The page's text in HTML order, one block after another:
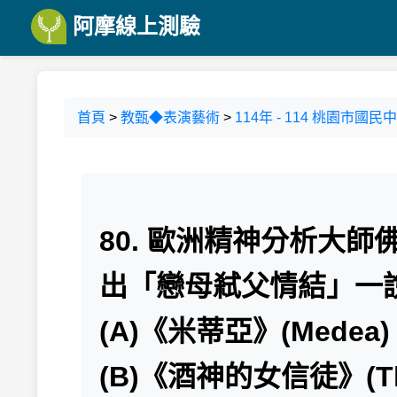
阿摩線上測驗
首頁 > 教甄◆表演藝術 > 114年 - 114 桃園市國民
80. 歐洲精神分析大師
出「戀母弒父情結」
(A)《米蒂亞》(Medea)
(B)《酒神的女信徒》